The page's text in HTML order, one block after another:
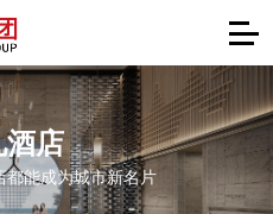
酒店
都能成为城市新名片